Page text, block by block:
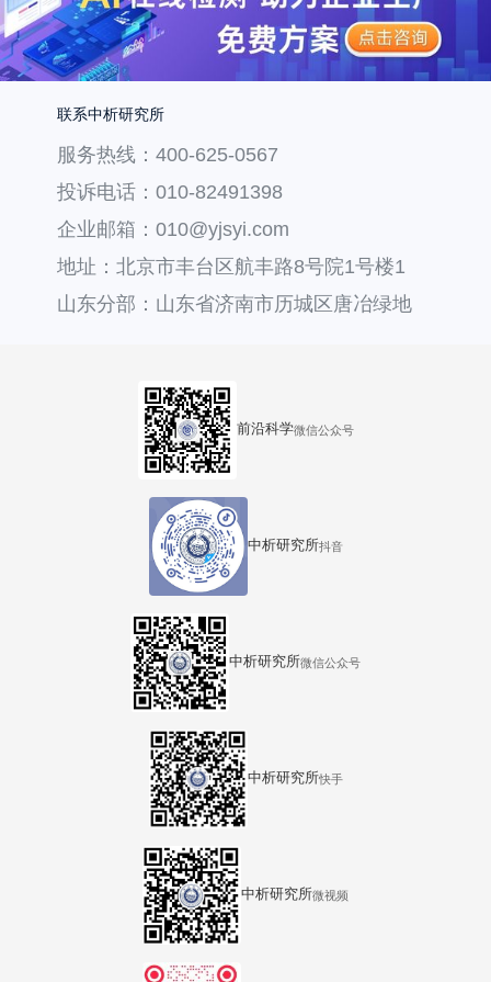
联系中析研究所
服务热线：400-625-0567
投诉电话：010-82491398
企业邮箱：010@yjsyi.com
地址：北京市丰台区航丰路8号院1号楼1
层121
山东分部：山东省济南市历城区唐冶绿地
前沿科学微信公众号
中析研究所抖音
中析研究所微信公众号
中析研究所快手
中析研究所微视频